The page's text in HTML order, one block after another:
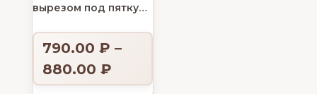
вырезом под пятку
790.00 ₽ –
880.00 ₽